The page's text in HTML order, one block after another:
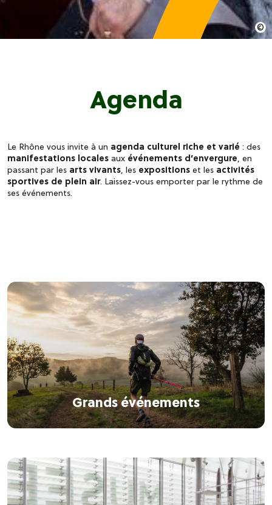
Agenda
Le Rhône vous invite à un agenda culturel riche et varié : des
manifestations locales aux événements d’envergure, en
passant par les arts vivants, les expositions et les activités
sportives de plein air. Laissez-vous emporter par le rythme de
ses événements.
Grands événements